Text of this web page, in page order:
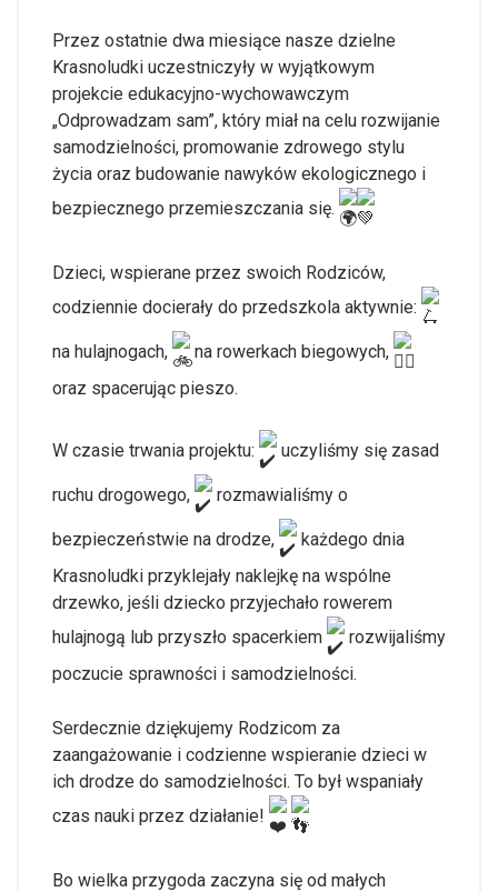
Przez ostatnie dwa miesiące nasze dzielne
Krasnoludki uczestniczyły w wyjątkowym
projekcie edukacyjno-wychowawczym
„Odprowadzam sam”, który miał na celu rozwijanie
samodzielności, promowanie zdrowego stylu
życia oraz budowanie nawyków ekologicznego i
bezpiecznego przemieszczania się.
Dzieci, wspierane przez swoich Rodziców,
codziennie docierały do przedszkola aktywnie:
na hulajnogach,
na rowerkach biegowych,
oraz spacerując pieszo.
W czasie trwania projektu: uczyliśmy się zasad
ruchu drogowego, rozmawialiśmy o
bezpieczeństwie na drodze,
każdego dnia
Krasnoludki przyklejały naklejkę na wspólne
drzewko, jeśli dziecko przyjechało rowerem
hulajnogą lub przyszło spacerkiem
rozwijaliśmy
poczucie sprawności i samodzielności.
Serdecznie dziękujemy Rodzicom za
zaangażowanie i codzienne wspieranie dzieci w
ich drodze do samodzielności. To był wspaniały
czas nauki przez działanie!
Bo wielka przygoda zaczyna się od małych